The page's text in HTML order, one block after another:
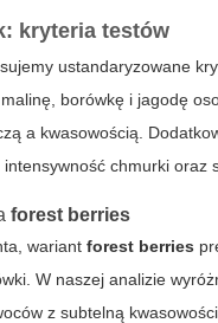
kryteria testów
ustandaryzowane
borówkę i jagodę
a kwasowością.
chmurki oraz
forest berries
wariantforest berries
W naszej analizie
z subtelną